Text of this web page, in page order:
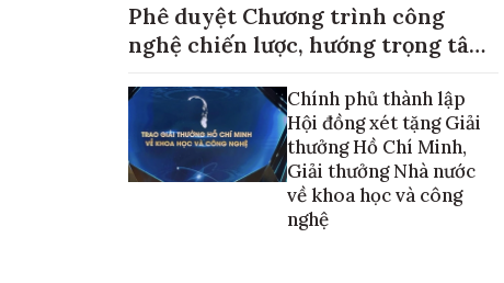
Phê duyệt Chương trình công
nghệ chiến lược, hướng trọng tâm
Chính phủ thành lập
Hội đồng xét tặng Giải
thưởng Hồ Chí Minh,
Giải thưởng Nhà nước
về khoa học và công
nghệ